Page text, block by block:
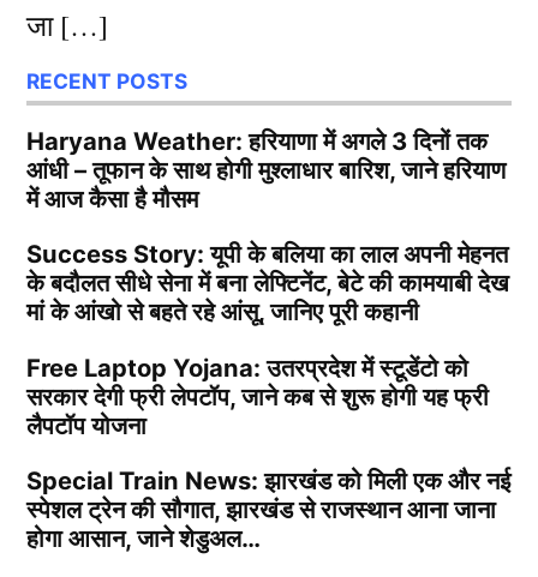
जा […]
RECENT POSTS
Haryana Weather: हरियाणा में अगले 3 दिनों तक
आंधी – तूफान के साथ होगी मुश्लाधार बारिश, जाने हरियाण
में आज कैसा है मौसम
Success Story: यूपी के बलिया का लाल अपनी मेहनत
के बदौलत सीधे सेना में बना लेफ्टिनेंट, बेटे की कामयाबी देख
मां के आंखो से बहते रहे आंसू, जानिए पूरी कहानी
Free Laptop Yojana: उतरप्रदेश में स्टूडेंटो को
सरकार देगी फ्री लेपटॉप, जाने कब से शुरू होगी यह फ्री
लैपटॉप योजना
Special Train News: झारखंड को मिली एक और नई
स्पेशल ट्रेन की सौगात, झारखंड से राजस्थान आना जाना
होगा आसान, जाने शेडुअल…